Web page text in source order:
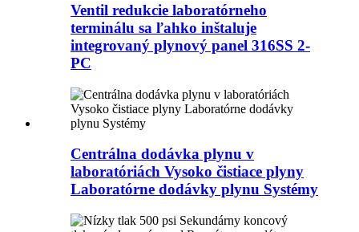
Ventil redukcie laboratórneho
terminálu sa ľahko inštaluje
integrovaný plynový panel 316SS 2-
PC
Centrálna dodávka plynu v
laboratóriách Vysoko čistiace plyny
Laboratórne dodávky plynu Systémy